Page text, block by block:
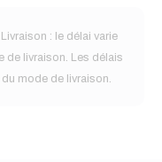
Livraison : le délai varie
de livraison. Les délais
mode de livraison.